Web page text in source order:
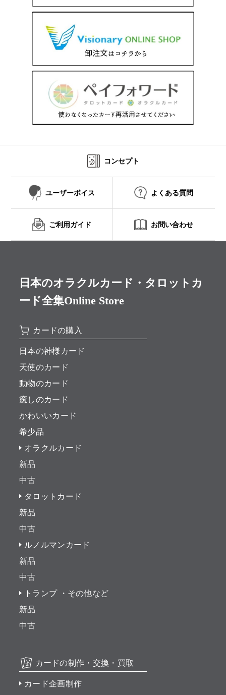
コンセプト
ユーザーボイス よくある質問
ご利用ガイド お問い合わせ
日本のオラクルカード・タロットカ
ード全集Online Store
カードの購入
日本の神様カード
天使のカード
動物のカード
癒しのカード
かわいいカード
希少品
オラクルカード
新品
中古
タロットカード
新品
中古
ルノルマンカード
新品
中古
トランプ ・その他など
新品
中古
カードの制作・交換・買取
カード企画制作